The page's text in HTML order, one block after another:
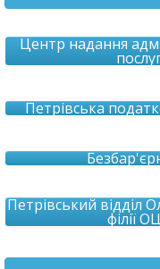
Центр надання
Петрівська
Петрівський відділ
філії